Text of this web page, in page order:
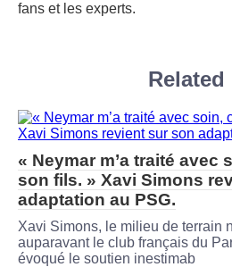
fans et les experts.
« Neymar m’a traité avec
son fils. » Xavi Simons
adaptation au PSG.
Xavi Simons, le milieu de terrain
auparavant le club français du
évoqué le soutien inestimab